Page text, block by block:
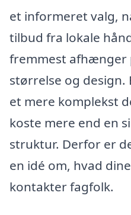
et informeret valg,
tilbud fra lokale
fremmest afhænger
størrelse og design.
et mere komplekst
koste mere end en
struktur. Derfor er
en idé om, hvad
kontakter fagfolk.